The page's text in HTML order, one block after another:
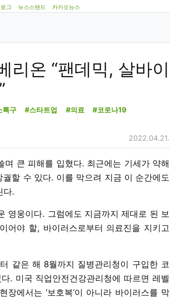
그 뉴스스탠드 카카오뉴스
리온 “팬데믹, 살바이
특구 #스타트업 #의료
#코로나19
2022.04.21.
큰 피해를 입혔다. 최근에는 기세가 약해
할 수 있다. 이를 막으려 지금 이 순간에도
다.
영웅이다. 그럼에도 지금까지 제대로 된 보
어야 할, 바이러스로부터 의료진을 지키고
같은 해 8월까지 질병관리청이 구입한 코
. 미국 직업안전건강관리청에 따르면 레벨
장에서는 ‘보호복’이 아니라 바이러스를 막